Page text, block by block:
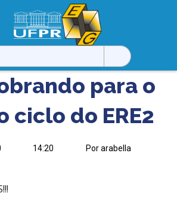
para o
ciclo do ERE2
14:20 Por arabella